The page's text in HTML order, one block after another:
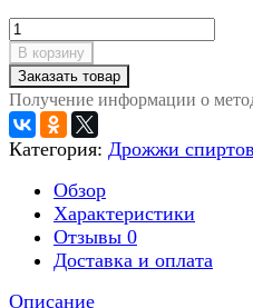
В корзину
Заказать товар
Получение информации о
Категория: Дрожжи
Обзор
Характеристики
Отзывы 0
Доставка и оплата
Описание